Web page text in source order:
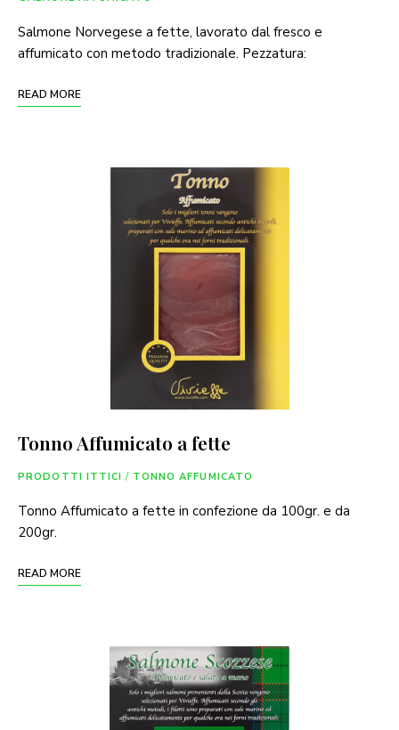
Salmone Norvegese a fette, lavorato dal fresco e
affumicato con metodo tradizionale. Pezzatura:
READ MORE
Tonno Affumicato a fette
PRODOTTI ITTICI / TONNO AFFUMICATO
Tonno Affumicato a fette in confezione da 100gr. e da
200gr.
READ MORE